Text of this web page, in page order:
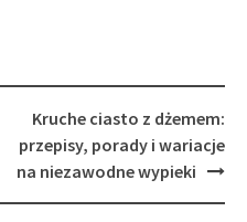
Kruche ciasto z dżemem:
przepisy, porady i wariacje
na niezawodne wypieki